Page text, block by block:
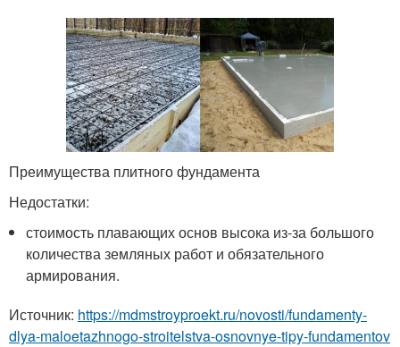
Преимущества плитного фундамента
Недостатки:
стоимость плавающих основ высока из-за большого
количества земляных работ и обязательного
армирования.
Источник: https://mdmstroyproekt.ru/novosti/fundamenty-
dlya-maloetazhnogo-stroitelstva-osnovnye-tipy-fundamentov